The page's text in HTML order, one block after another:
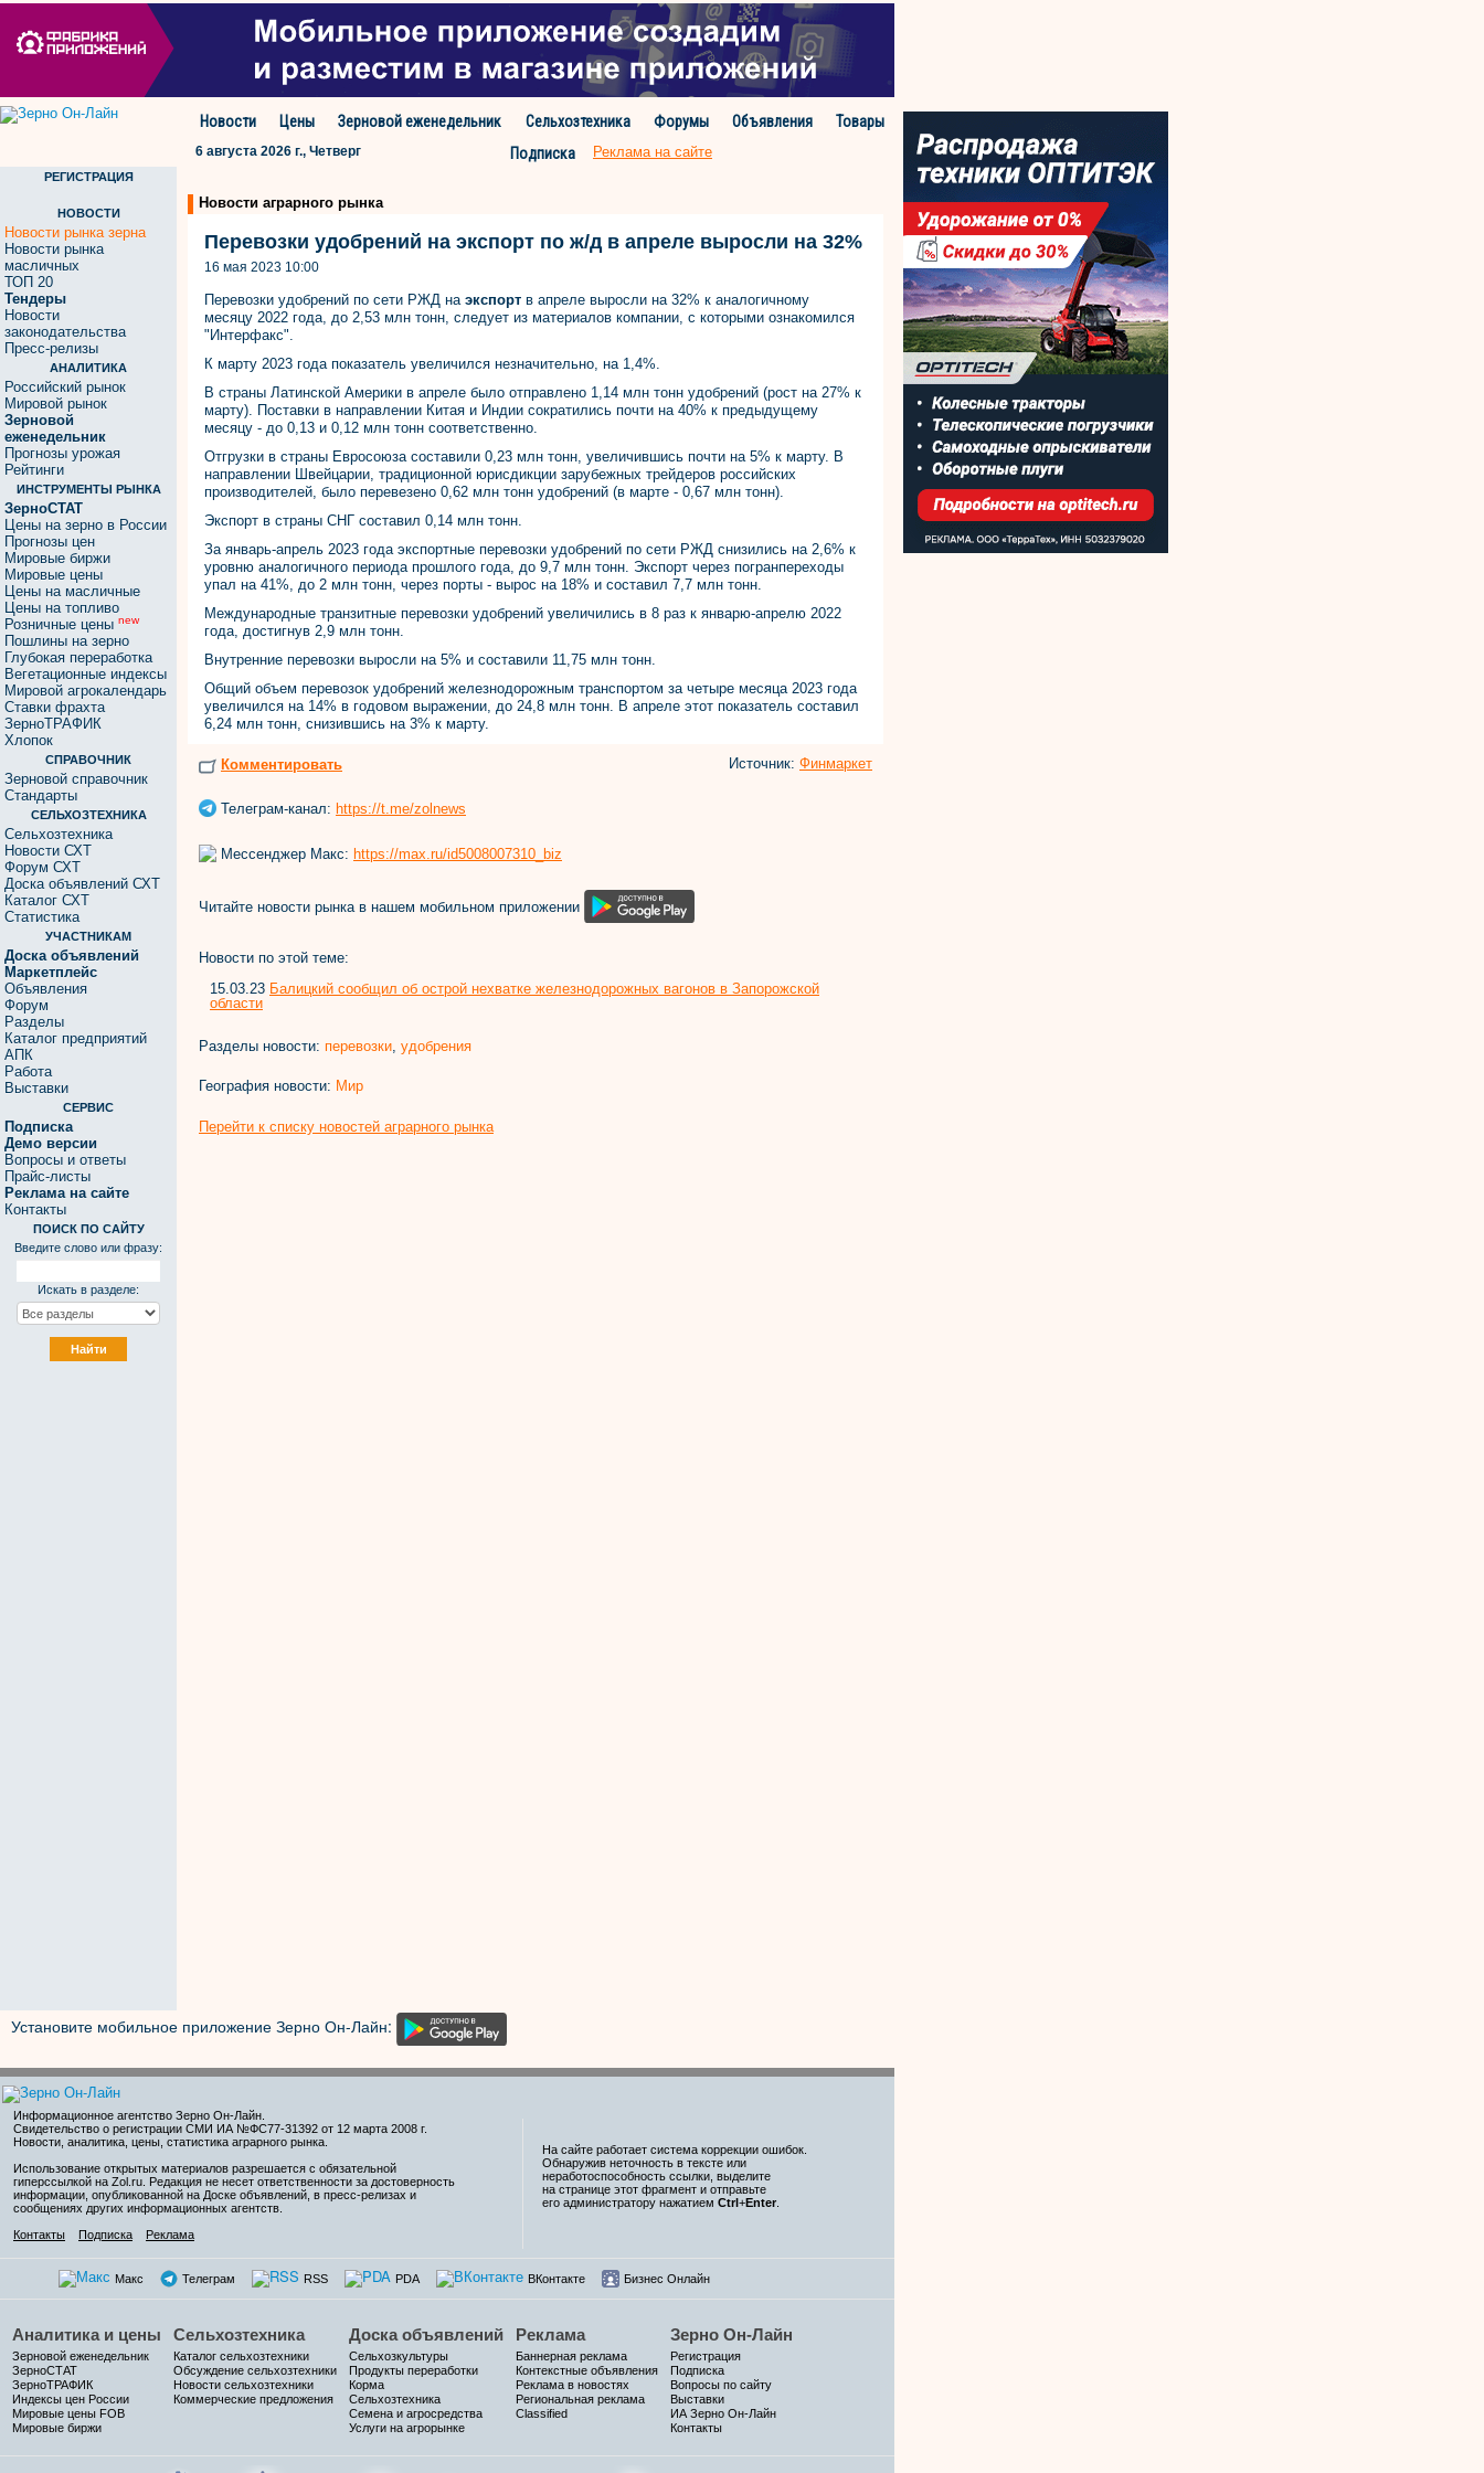
Новости Цены Зерновой еженедельник Сельхозтехника Форумы Объявления
Товары
Подписка
6 августа 2026 г., Четверг Реклама на сайте
РЕГИСТРАЦИЯ
НОВОСТИ
Новости рынка зерна
Новости рынка
масличных
ТОП 20
Тендеры
Новости
законодательства
Пресс-релизы
АНАЛИТИКА
Российский рынок
Мировой рынок
Зерновой
еженедельник
Прогнозы урожая
Рейтинги
ИНСТРУМЕНТЫ РЫНКА
ЗерноСТАТ
Цены на зерно в России
Прогнозы цен
Мировые биржи
Мировые цены
Цены на масличные
Цены на топливо
Розничные цены new
Пошлины на зерно
Глубокая переработка
Вегетационные индексы
Мировой агрокалендарь
Ставки фрахта
ЗерноТРАФИК
Хлопок
СПРАВОЧНИК
Зерновой справочник
Стандарты
СЕЛЬХОЗТЕХНИКА
Сельхозтехника
Новости СХТ
Форум СХТ
Доска объявлений СХТ
Каталог СХТ
Статистика
УЧАСТНИКАМ
Доска объявлений
Маркетплейс
Объявления
Форум
Разделы
Каталог предприятий
АПК
Работа
Выставки
СЕРВИС
Подписка
Демо версии
Вопросы и ответы
Прайс-листы
Реклама на сайте
Контакты
ПОИСК ПО САЙТУ
Введите слово или фразу:
Искать в разделе:
Новости аграрного рынка
Перевозки удобрений на экспорт по ж/д в апреле выросли на 32%
16 мая 2023 10:00
Перевозки удобрений по сети РЖД на экспорт в апреле выросли на 32% к аналогичному
месяцу 2022 года, до 2,53 млн тонн, следует из материалов компании, с которыми ознакомился
"Интерфакс".
К марту 2023 года показатель увеличился незначительно, на 1,4%.
В страны Латинской Америки в апреле было отправлено 1,14 млн тонн удобрений (рост на 27% к
марту). Поставки в направлении Китая и Индии сократились почти на 40% к предыдущему
месяцу - до 0,13 и 0,12 млн тонн соответственно.
Отгрузки в страны Евросоюза составили 0,23 млн тонн, увеличившись почти на 5% к марту. В
направлении Швейцарии, традиционной юрисдикции зарубежных трейдеров российских
производителей, было перевезено 0,62 млн тонн удобрений (в марте - 0,67 млн тонн).
Экспорт в страны СНГ составил 0,14 млн тонн.
За январь-апрель 2023 года экспортные перевозки удобрений по сети РЖД снизились на 2,6% к
уровню аналогичного периода прошлого года, до 9,7 млн тонн. Экспорт через погранпереходы
упал на 41%, до 2 млн тонн, через порты - вырос на 18% и составил 7,7 млн тонн.
Международные транзитные перевозки удобрений увеличились в 8 раз к январю-апрелю 2022
года, достигнув 2,9 млн тонн.
Внутренние перевозки выросли на 5% и составили 11,75 млн тонн.
Общий объем перевозок удобрений железнодорожным транспортом за четыре месяца 2023 года
увеличился на 14% в годовом выражении, до 24,8 млн тонн. В апреле этот показатель составил
6,24 млн тонн, снизившись на 3% к марту.
Комментировать Источник: Финмаркет
Телеграм-канал: https://t.me/zolnews
Мессенджер Макс: https://max.ru/id5008007310_biz
Читайте новости рынка в нашем мобильном приложении
Новости по этой теме:
15.03.23 Балицкий сообщил об острой нехватке железнодорожных вагонов в Запорожской
области
Разделы новости: перевозки удобрения
География новости: Мир
Перейти к списку новостей аграрного рынка
Установите мобильное приложение Зерно Он-Лайн:
Информационное агентство Зерно Он-Лайн
Свидетельство о регистрации СМИ ИА №ФС77-31392 от 12 марта 2008 г.
Новости, аналитика, цены, статистика аграрного рынка.
Использование открытых материалов разрешается с обязательной
гиперссылкой на Zol.ru. Редакция не несет ответственности за достоверность
информации, опубликованной на Доске объявлений, в пресс-релизах и
сообщениях других информационных агентств.
Контакты
Подписка Реклама
На сайте работает система коррекции ошибок.
Обнаружив неточность в тексте или
неработоспособность ссылки, выделите
на странице этот фрагмент и отправьте
его администратору нажатием Ctrl+Enter
Макс Телеграм RSS PDA ВКонтакте Бизнес Онлайн
Аналитика и цены
Зерновой еженедельник
ЗерноСТАТ
ЗерноТРАФИК
Индексы цен России
Мировые цены FOB
Мировые биржи
Сельхозтехника
Каталог сельхозтехники
Обсуждение сельхозтехники
Новости сельхозтехники
Коммерческие предложения
Доска объявлений
Сельхозкультуры
Продукты переработки
Корма
Сельхозтехника
Семена и агросредства
Услуги на агрорынке
Реклама
Баннерная реклама
Контекстные объявления
Реклама в новостях
Региональная реклама
Classified
Зерно Он-Лайн
Регистрация
Подписка
Вопросы по сайту
Выставки
ИА Зерно Он-Лайн
Контакты